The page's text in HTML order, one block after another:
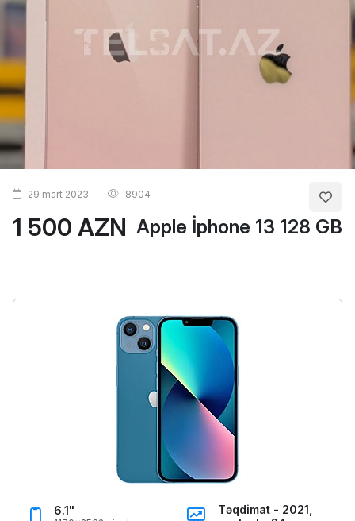
1 500 AZN Apple İphone 13 128 GB
29 mart 2023 8904
6.1"
Təqdimat - 2021,